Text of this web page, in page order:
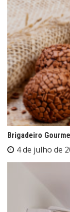
Brigadeiro
4 de julho de